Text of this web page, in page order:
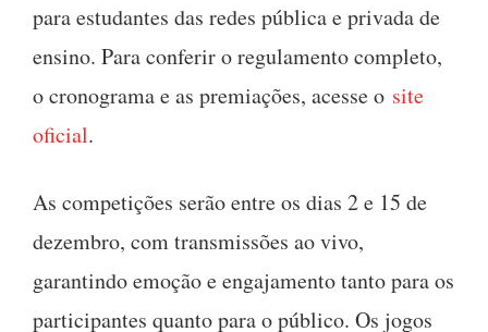
para estudantes das redes pública e privada de
ensino. Para conferir o regulamento completo,
o cronograma e as premiações, acesse o site
oficial.
As competições serão entre os dias 2 e 15 de
dezembro, com transmissões ao vivo,
garantindo emoção e engajamento tanto para os
participantes quanto para o público. Os jogos